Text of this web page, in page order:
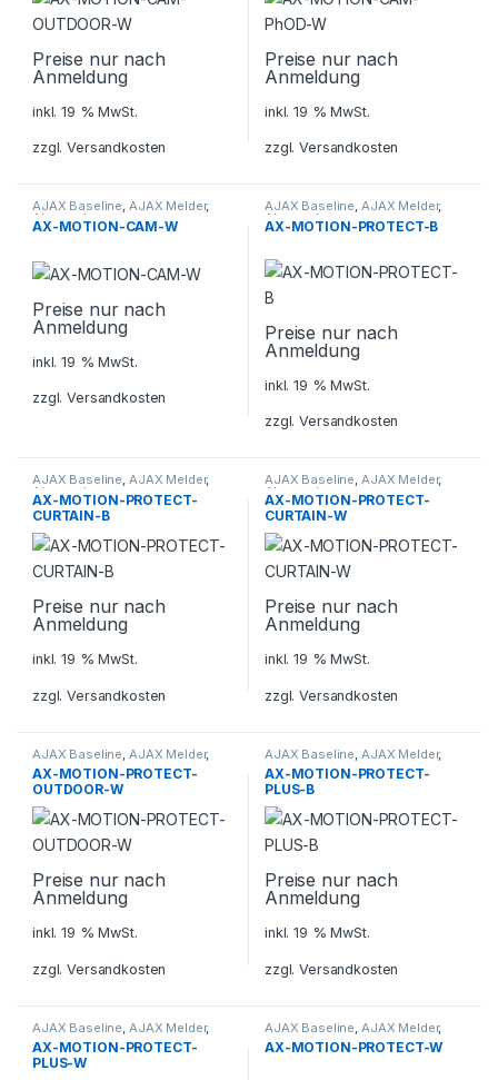
Preise nur nach
Anmeldung
inkl. 19 % MwSt.
zzgl.Versandkosten
Preise nur nach
Anmeldung
inkl. 19 % MwSt.
zzgl.Versandkosten
AJAX Baseline, AJAX Melder,
Alarmanlagen,
Sicherheitstechnik
AX-MOTION-CAM-W
Preise nur nach
Anmeldung
inkl. 19 % MwSt.
zzgl.Versandkosten
AJAX Baseline, AJAX Melder,
Alarmanlagen,
Sicherheitstechnik
AX-MOTION-PROTECT-B
Preise nur nach
Anmeldung
inkl. 19 % MwSt.
zzgl.Versandkosten
AJAX Baseline, AJAX Melder,
Alarmanlagen,
Sicherheitstechnik
AX-MOTION-PROTECT-
CURTAIN-B
Preise nur nach
Anmeldung
inkl. 19 % MwSt.
zzgl.Versandkosten
AJAX Baseline, AJAX Melder,
Alarmanlagen,
Sicherheitstechnik
AX-MOTION-PROTECT-
CURTAIN-W
Preise nur nach
Anmeldung
inkl. 19 % MwSt.
zzgl.Versandkosten
AJAX Baseline AJAX Melder,
Alarmanlagen,
Sicherheitstechnik
AX-MOTION-PROTECT-
OUTDOOR-W
Preise nur nach
Anmeldung
inkl. 19 % MwSt.
zzgl.Versandkosten
AJAX Baseline AJAX Melder,
Alarmanlagen,
Sicherheitstechnik
AX-MOTION-PROTECT-
PLUS-B
Preise nur nach
Anmeldung
inkl. 19 % MwSt.
zzgl.Versandkosten
AJAX Baseline AJAX Melder,
Alarmanlagen,
Sicherheitstechnik
AX-MOTION-PROTECT-
PLUS-W
AJAX Baseline AJAX Melder,
Alarmanlagen,
Sicherheitstechnik
AX-MOTION-PROTECT-W